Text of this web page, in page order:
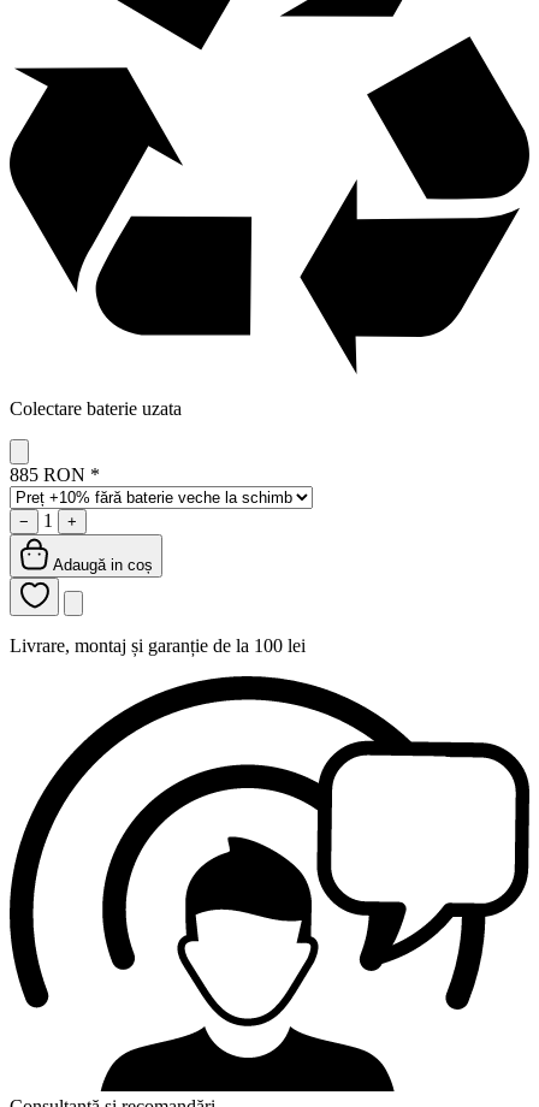
Colectare baterie uzata
885 RON *
− 1 +
Adaugă in coș
Livrare, montaj și garanție de la 100 lei